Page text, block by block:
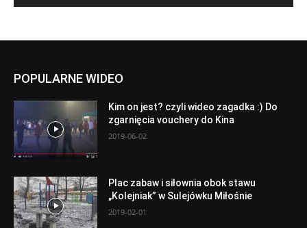
POPULARNE WIDEO
Kim on jest? czyli wideo zagadka :) Do
zgarnięcia vouchery do Kina
2019-06-02
Plac zabaw i siłownia obok stawu
„Kolejniak” w Sulejówku Miłośnie
2019-02-01